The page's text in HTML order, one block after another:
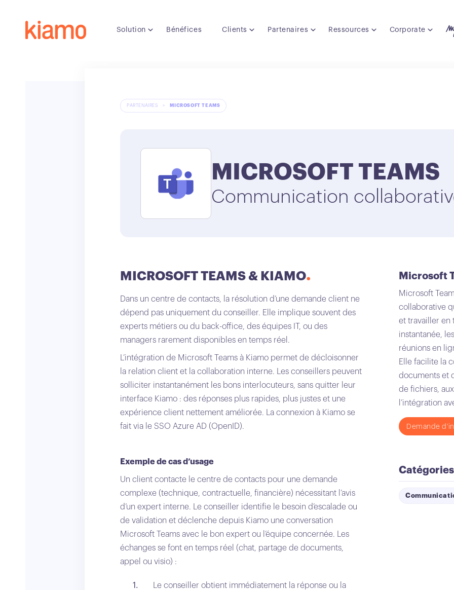
Solution Bénéfices Clients Partenaires Ressources Corporate
PARTENAIRES > MICROSOFT TEAMS
MICROSOFT TEAMS
Communication
MICROSOFT TEAMS & KIAMO
Dans un centre de contacts, la résolution d’une demande client ne
dépend pas uniquement du conseiller. Elle implique souvent des
experts métiers ou du back-office, des équipes IT, ou des
managers rarement disponibles en temps réel.
L’intégration de Microsoft Teams à Kiamo permet de décloisonner
la relation client et la collaboration interne. Les conseillers peuvent
solliciter instantanément les bons interlocuteurs, sans quitter leur
interface Kiamo : des réponses plus rapides, plus justes et une
expérience client nettement améliorée. La connexion à Kiamo se
fait via le SSO Azure AD (OpenID).
Exemple de cas d’usage
Un client contacte le centre de contacts pour une demande
complexe (technique, contractuelle, financière) nécessitant l’avis
d’un expert interne. Le conseiller identifie le besoin d’escalade ou
de validation et déclenche depuis Kiamo une conversation
Microsoft Teams avec le bon expert ou l’équipe concernée. Les
échanges se font en temps réel (chat, partage de documents,
appel ou visio) :
Le conseiller obtient immédiatement la réponse ou la
Microsoft
Microsoft
collaborative
et travailler en
instantanée,
réunions en
Elle facilite la
documents et
de fichiers,
l’intégration
Demande
Catégories